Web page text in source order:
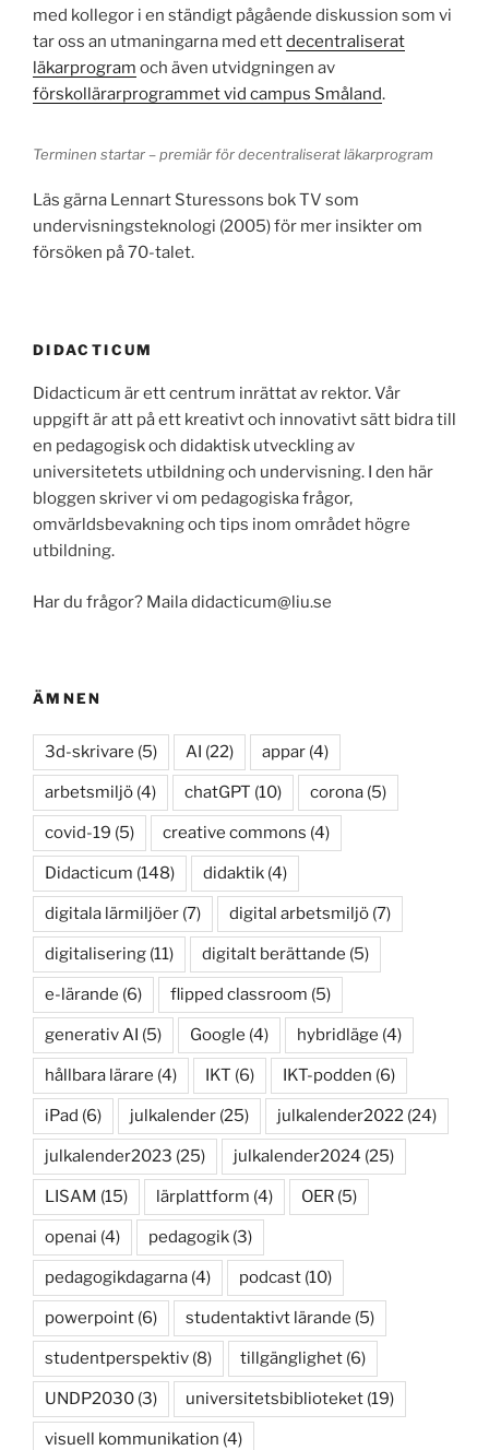
med kollegor i en ständigt pågående diskussion som vi
tar oss an utmaningarna med ettdecentraliserat
läkarprogram och även utvidgningen av
förskollärarprogrammet vid campus Småland.
Terminen startar – premiär för decentraliserat läkarprogram
Läs gärna Lennart Sturessons bok TV som
undervisningsteknologi (2005) för mer insikter om
försöken på 70-talet.
DIDACTICUM
Didacticum är ett centrum inrättat av rektor. Vår
uppgift är att på ett kreativt och innovativt sätt bidra till
en pedagogisk och didaktisk utveckling av
universitetets utbildning och undervisning. I den här
bloggen skriver vi om pedagogiska frågor,
omvärldsbevakning och tips inom området högre
utbildning.
Har du frågor? Maila didacticum@liu.se
ÄMNEN
3d-skrivare (5) AI (22) appar (4)
arbetsmiljö (4) chatGPT (10) corona (5)
covid-19 (5) creative commons (4)
Didacticum (148) didaktik (4)
digitala lärmiljöer (7) digital arbetsmiljö (7)
digitalisering (11) digitalt berättande (5)
e-lärande (6) flipped classroom (5)
generativ AI (5) Google (4) hybridläge (4)
hållbara lärare (4) IKT (6) IKT-podden (6)
iPad (6) julkalender (25) julkalender2022 (24)
julkalender2023 (25) julkalender2024 (25)
LISAM (15) lärplattform (4) OER (5)
openai (4) pedagogik (3)
pedagogikdagarna (4) podcast (10)
powerpoint (6) studentaktivt lärande (5)
studentperspektiv (8) tillgänglighet (6)
UNDP2030 (3) universitetsbiblioteket (19)
visuell kommunikation (4)